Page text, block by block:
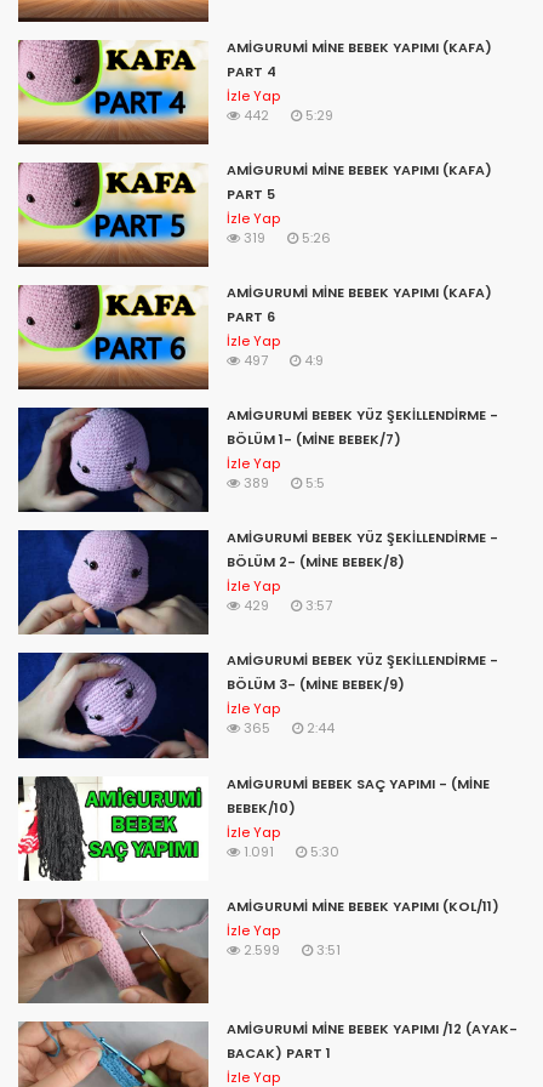
amigurumi deve yapımı,
amigurumi dudak işlemesi,
d&d dolls amigurumi by dua,
letra de amigurumi,
amigurumi eşek,
amigurumi elbise,
amigurumi erkek bebek,
amigurumi emzik zinciri,
amigurumi emzikli bebek,
amigurumi eksiltme,
amigurumi erkek tavşan,
amigurumi emzik zinciri yapılışı,
amigurumi elsa,
amigurumi mickey e minnie,
letra e amigurumi,
wall-e amigurumi,
croche e amigurumi,
amigurumi facili e veloci,
amigurumi facil e rapido,
amigurumi cactos e suculentas,
amigurumi bela e a fera,
amigurumi preto e branco,
amigurumi fil,
amigurumi fil yapımı,
amigurumi fiyonk,
amigurumi fiyonk yapımı,
amigurumi fil çıngırak yapımı,
amigurumi blo,
amigurumi fare,
amigurumi fil tarifi,
amigurumi fiyatları,
amigurumi fil necati,
amigurumi f harfi,
a&f amigurumi,
amigurumi göz,
amigurumi geyik,
AMİGURUMİ MİNE BEBEK YAPIMI (KAFA)
PART 4
İzle Yap
442
5:29
AMİGURUMİ MİNE BEBEK YAPIMI (KAFA)
PART 5
İzle Yap
319
5:26
AMİGURUMİ MİNE BEBEK YAPIMI (KAFA)
PART 6
İzle Yap
497
4:9
AMİGURUMİ BEBEK YÜZ ŞEKİLLENDİRME -
BÖLÜM 1- (MİNE BEBEK/7)
İzle Yap
389
5:5
AMİGURUMİ BEBEK YÜZ ŞEKİLLENDİRME -
BÖLÜM 2- (MİNE BEBEK/8)
İzle Yap
429
3:57
AMİGURUMİ BEBEK YÜZ ŞEKİLLENDİRME -
BÖLÜM 3- (MİNE BEBEK/9)
İzle Yap
365
2:44
AMİGURUMİ BEBEK SAÇ YAPIMI - (MİNE
BEBEK/10)
İzle Yap
1.091
5:30
AMİGURUMİ MİNE BEBEK YAPIMI (KOL/11)
İzle Yap
2.599
3:51
AMİGURUMİ MİNE BEBEK YAPIMI /12 (AYAK-
BACAK) PART 1
İzle Yap